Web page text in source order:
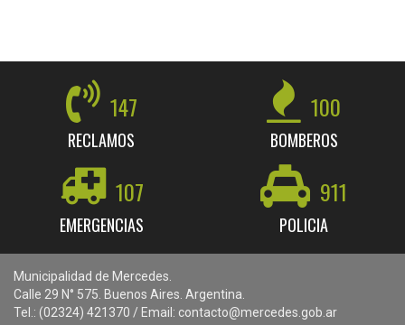
147
RECLAMOS
100
BOMBEROS
107
EMERGENCIAS
911
POLICIA
Municipalidad de Mercedes.
Calle 29 N° 575. Buenos Aires. Argentina.
Tel.: (02324) 421370 / Email: contacto@mercedes.gob.ar